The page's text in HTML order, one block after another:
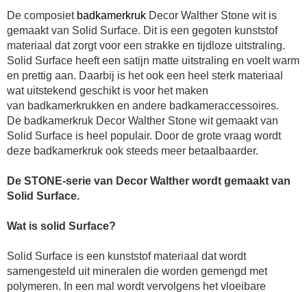
De composiet badkamerkruk Decor Walther Stone witis
gemaakt van Solid Surface. Dit is een gegoten kunststof
materiaal dat zorgt voor een strakke en tijdloze uitstraling.
Solid Surface heeft een satijn matte uitstraling en voelt warm
en prettig aan. Daarbij is het ook een heel sterk materiaal
wat uitstekend geschikt is voor het maken
van badkamerkrukken en andere badkameraccessoires.
De badkamerkruk Decor Walther Stone witgemaakt van
Solid Surface is heel populair. Door de grote vraag wordt
deze badkamerkruk ook steeds meer betaalbaarder.
De STONE-serie van Decor Walther wordt gemaakt van
Solid Surface.
Wat is solid Surface?
Solid Surface is een kunststof materiaal dat wordt
samengesteld uit mineralen die worden gemengd met
polymeren. In een mal wordt vervolgens het vloeibare